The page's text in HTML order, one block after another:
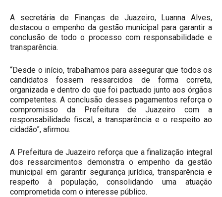
A secretária de Finanças de Juazeiro, Luanna Alves,
destacou o empenho da gestão municipal para garantir a
conclusão de todo o processo com responsabilidade e
transparência.
“Desde o início, trabalhamos para assegurar que todos os
candidatos fossem ressarcidos de forma correta,
organizada e dentro do que foi pactuado junto aos órgãos
competentes. A conclusão desses pagamentos reforça o
compromisso da Prefeitura de Juazeiro com a
responsabilidade fiscal, a transparência e o respeito ao
cidadão”, afirmou.
A Prefeitura de Juazeiro reforça que a finalização integral
dos ressarcimentos demonstra o empenho da gestão
municipal em garantir segurança jurídica, transparência e
respeito à população, consolidando uma atuação
comprometida com o interesse público.